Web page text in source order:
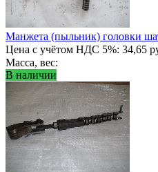
Манжета (пыльник) головки
Цена с учётом НДС 5%: 34,65
Масса, вес:
В наличии